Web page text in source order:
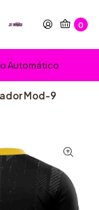
0
Automático
Mod-9